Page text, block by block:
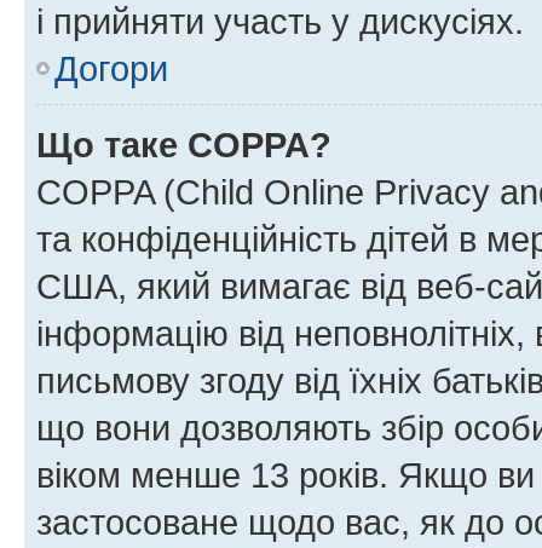
і прийняти участь у дискусіях.
Догори
Що таке COPPA?
COPPA (Child Online Privacy
та конфіденційність дітей в
США, який вимагає від веб-
інформацію від
письмову згоду від їхніх
що вони дозволяють збір
віком менше 13 років. Якщо
застосоване щодо вас, як до